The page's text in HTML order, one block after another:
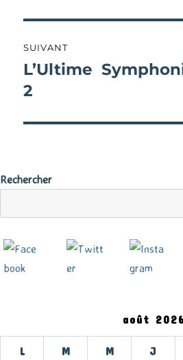
SUIVANT
Publication
suivante :
L’Ultime
2
Rechercher
août 2026
L M M J